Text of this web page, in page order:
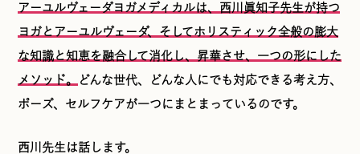
アーユルヴェーダヨガメディカルは、西川眞知子先生が持つ
ヨガとアーユルヴェーダ、そしてホリスティック全般の膨大
な知識と知恵を融合して消化し、昇華させ、一つの形にした
メソッド。
どんな世代、どんな人にでも対応できる考え方、
ポーズ、セルフケアが一つにまとまっているのです。
西川先生は話します。